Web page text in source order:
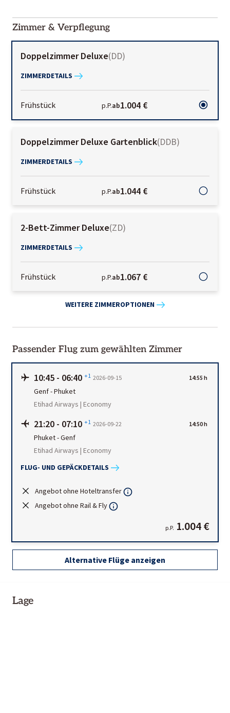
01-02
Zimmer & Verpflegung
Doppelzimmer Deluxe(DD)
ZIMMERDETAILS
Frühstück p.P.ab1.004 €
Doppelzimmer Deluxe Gartenblick(DDB)
ZIMMERDETAILS
Frühstück p.P.ab1.044 €
2-Bett-Zimmer Deluxe(ZD)
ZIMMERDETAILS
Frühstück p.P.ab1.067 €
WEITERE ZIMMEROPTIONEN
Passender Flug zum gewählten Zimmer
10:45 - 06:40 +1 2026-09-15 14:55 h
Genf-Phuket
Etihad Airways | Economy
21:20 - 07:10 +1 2026-09-22 14:50 h
Phuket-Genf
Etihad Airways | Economy
FLUG- UND GEPÄCKDETAILS
Angebot ohne Hoteltransfer
Angebot ohne Rail & Fly
p.P. 1.004 €
Alternative Flüge anzeigen
Lage